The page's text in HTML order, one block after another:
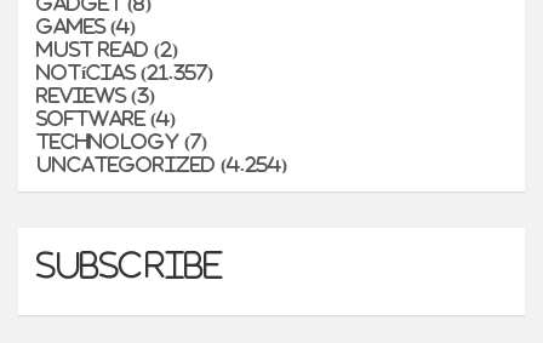
Games(4)
Must Read (2)
Notícias(21.357)
Reviews(3)
Software(4)
Technology (7)
Uncategorized (4.254)
Subscribe